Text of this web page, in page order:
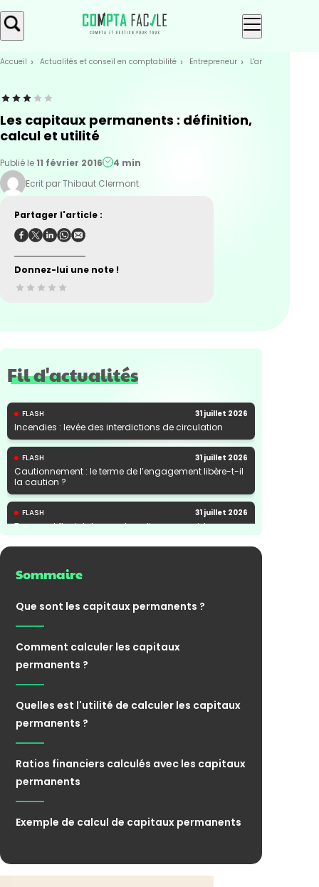
Skip
to
Aller au
contenu
Accueil Actualités et conseil en comptabilité Entrepreneur L'analyse
Les capitaux permanents : définition,
calcul et utilité
Publié le11 février 2016
4 min
Ecrit par Thibaut Clermont
Partager l'article :
Donnez-lui une note !
Fil d'actualités
FLASH 31 juillet 2026
Incendies : levée des interdictions de circulation
FLASH 31 juillet 2026
Cautionnement : le terme de l’engagement libère-t-il
la caution ?
FLASH 31 juillet 2026
Transport fluvial de marchandises : une aide
financière bienvenue
Sommaire
Que sont les capitaux permanents ?
Comment calculer les capitaux
permanents ?
Quelles est l'utilité de calculer les capitaux
permanents ?
Ratios financiers calculés avec les capitaux
permanents
Exemple de calcul de capitaux permanents